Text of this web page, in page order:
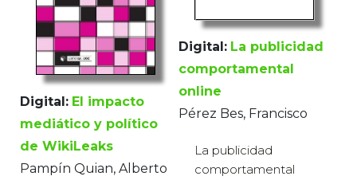
Digital: El impacto
mediático y político
de WikiLeaks
Pampín Quian, Alberto
Digital: La publicidad
comportamental
online
Pérez Bes, Francisco
La publicidad
comportamental